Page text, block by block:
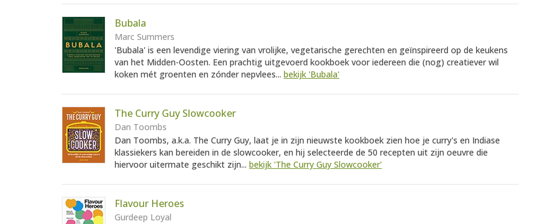
Bubala
Marc Summers
'Bubala' is een levendige viering van vrolijke, vegetarische gerechten en geïnspireerd op de keukens
van het Midden-Oosten. Een prachtig uitgevoerd kookboek voor iedereen die (nog) creatiever wil
koken mét groenten en zónder nepvlees... bekijk 'Bubala'
The Curry Guy Slowcooker
Dan Toombs
Dan Toombs, a.k.a. The Curry Guy, laat je in zijn nieuwste kookboek zien hoe je curry's en Indiase
klassiekers kan bereiden in de slowcooker, en hij selecteerde de 50 recepten uit zijn oeuvre die
hiervoor uitermate geschikt zijn... bekijk 'The Curry Guy Slowcooker'
Flavour Heroes
Gurdeep Loyal